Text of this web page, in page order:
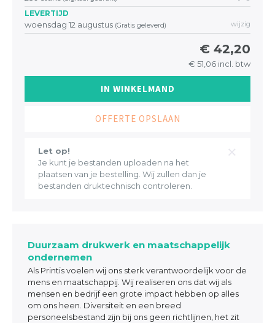
LEVERTIJD
woensdag 12 augustus (Gratis geleverd) wijzig
€ 42,20
€ 51,06 incl. btw
IN WINKELMAND
OFFERTE OPSLAAN
Let op!
Je kunt je bestanden uploaden na het
plaatsen van je bestelling. Wij zullen dan je
bestanden druktechnisch controleren.
Duurzaam drukwerk en maatschappelijk
ondernemen
Als Printis voelen wij ons sterk verantwoordelijk voor de
mens en maatschappij. Wij realiseren ons dat wij als
mensen en bedrijf een grote impact hebben op alles
om ons heen. Diversiteit en een breed
personeelsbestand zijn bij ons geen richtlijnen, het zit